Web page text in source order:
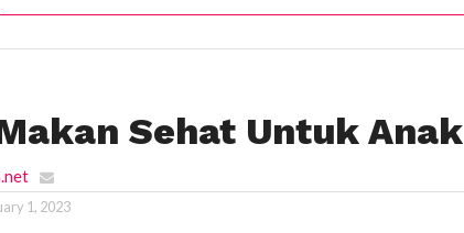
Sehat Untuk Anak
1, 2023